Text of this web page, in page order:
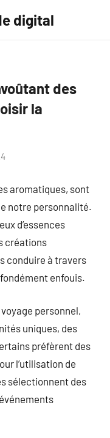
digital
des
la
aromatiques, sont
notre personnalité.
d’essences
créations
conduire à travers
enfouis.
personnel,
uniques, des
préfèrent des
l’utilisation de
sélectionnent des